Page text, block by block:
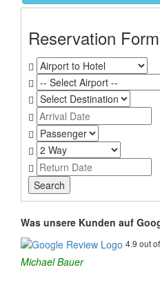
Reservation Form
Was unsere Kunden auf
4.9 out
Michael Bauer